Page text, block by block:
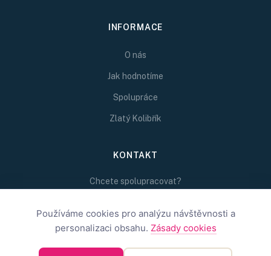
INFORMACE
O nás
Jak hodnotíme
Spolupráce
Zlatý Kolibřík
KONTAKT
Chcete spolupracovat?
redakce@inspirativni.cz
Používáme cookies pro analýzu návštěvnosti a
personalizaci obsahu. Zásady cookies